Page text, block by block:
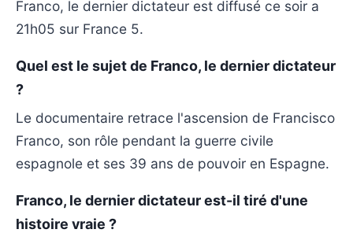
Franco, le dernier dictateur est diffusé ce soir a
21h05 sur France 5.
Quel est le sujet de Franco, le dernier dictateur
?
Le documentaire retrace l'ascension de Francisco
Franco, son rôle pendant la guerre civile
espagnole et ses 39 ans de pouvoir en Espagne.
Franco, le dernier dictateur est-il tiré d'une
histoire vraie ?